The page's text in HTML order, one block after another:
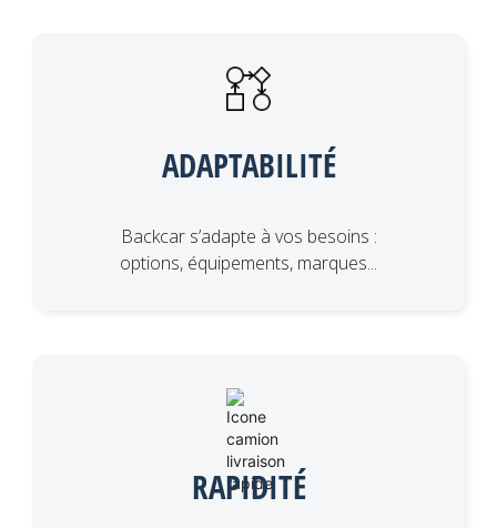
ADAPTABILITÉ
Backcar s’adapte à vos besoins :
options, équipements, marques...
RAPIDITÉ